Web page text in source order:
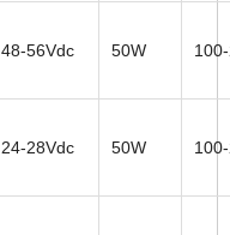
48-56Vdc 50W
24-28Vdc 50W